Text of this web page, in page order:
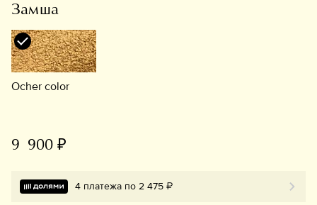
Замша
Ocher color
9 900 ₽
4 платежа по 2 475 ₽